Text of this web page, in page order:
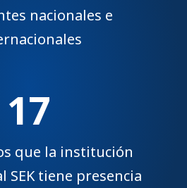
nacionales e
17
que la institución
SEK tiene presencia